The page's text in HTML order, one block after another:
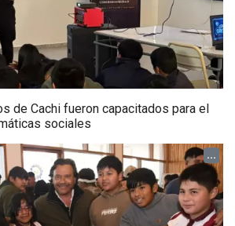
de Cachi fueron capacitados para el
sociales
...